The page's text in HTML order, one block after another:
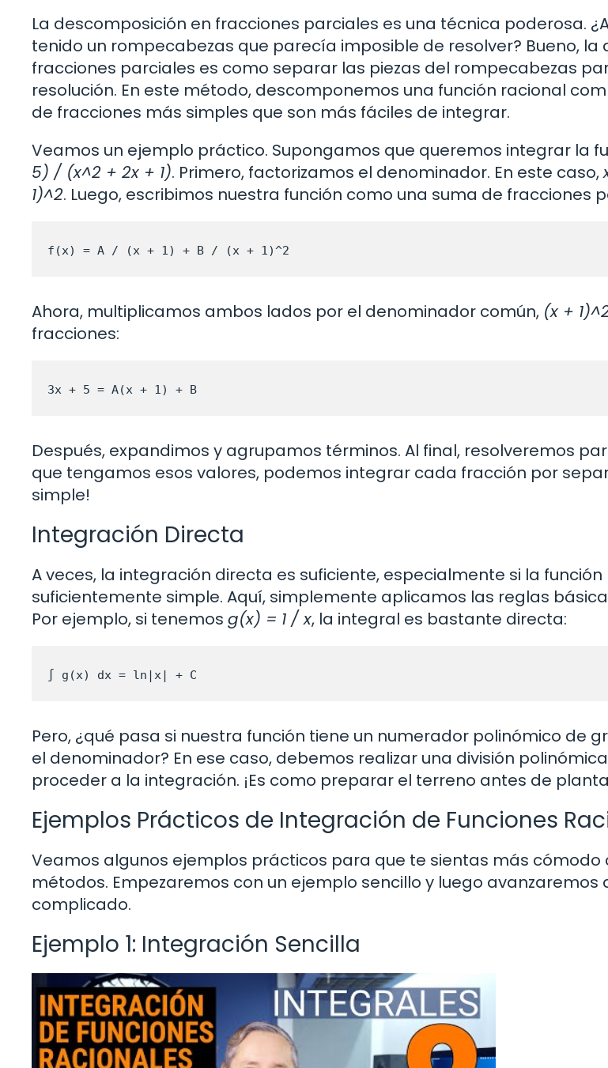
La descomposición en fracciones parciales es una técnica poderosa.
tenido un rompecabezas que parecía imposible de resolver? Bueno, la
fracciones parciales es como separar las piezas del rompecabezas
resolución. En este método, descomponemos una función racional
de fracciones más simples que son más fáciles de integrar.
Veamos un ejemplo práctico. Supongamos que queremos integrar la
5) / (x^2 + 2x + 1). Primero, factorizamos el denominador. En este caso,
1)^2. Luego, escribimos nuestra función como una suma de fracciones
f(x) = A / (x + 1) + B / (x + 1)^2
Ahora, multiplicamos ambos lados por el denominador común, (x +
fracciones:
3x + 5 = A(x + 1) + B
Después, expandimos y agrupamos términos. Al final, resolveremos
que tengamos esos valores, podemos integrar cada fracción por
simple!
Integración Directa
A veces, la integración directa es suficiente, especialmente si la función
suficientemente simple. Aquí, simplemente aplicamos las reglas
Por ejemplo, si tenemos g(x) = 1 / x, la integral es bastante directa:
∫ g(x) dx = ln|x| + C
Pero, ¿qué pasa si nuestra función tiene un numerador polinómico de
el denominador? En ese caso, debemos realizar una división
proceder a la integración. ¡Es como preparar el terreno antes de
Ejemplos Prácticos de Integración de Funciones
Veamos algunos ejemplos prácticos para que te sientas más cómodo
métodos. Empezaremos con un ejemplo sencillo y luego avanzaremos
complicado.
Ejemplo 1: Integración Sencilla